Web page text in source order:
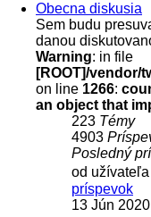
Obecna diskusia
Sem budu
danou
Warning: in file
[ROOT]/vendor/
on line 1266:
an object that
223 Témy
4903
Posledný
od užívateľa
príspevok
13 Jún